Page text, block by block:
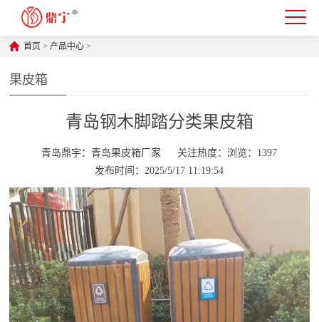
首页 >产品中心 >
果皮箱
青岛钢木脚踏分类果皮箱
青岛鼎宇：青岛果皮箱厂家
关注热度：浏览：1397
发布时间：2025/5/17 11:19:54